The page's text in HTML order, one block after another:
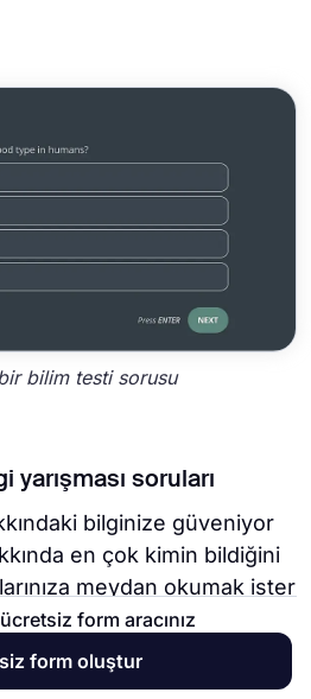
bilim testi sorusu
yarışması soruları
bilginize güveniyor
en çok kimin bildiğini
meydan okumak ister
periyodik tablodan
kadar geniş bir konu
Kimya bilginizi test
form aracınız
form oluştur